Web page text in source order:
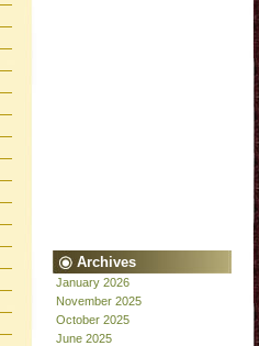
Archives
January 2026
November 2025
October 2025
June 2025